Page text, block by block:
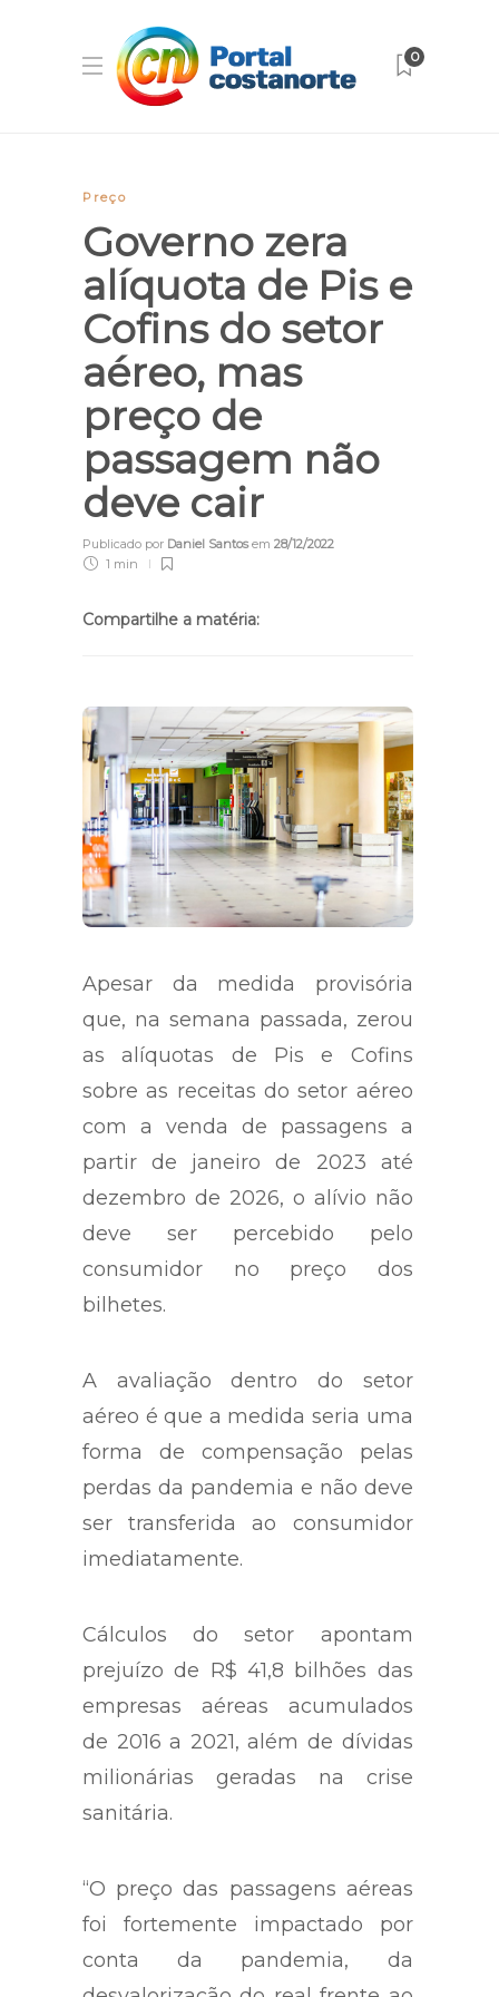
0
Preço
Governo zera
alíquota de Pis e
Cofins do setor
aéreo, mas
preço de
passagem não
deve cair
Publicado por Daniel Santosem 28/12/2022
1 min
Compartilhe a matéria:
Apesar da medida provisória
que, na semana passada, zerou
as alíquotas de Pis e Cofins
sobre as receitas do setor aéreo
com a venda de passagens a
partir de janeiro de 2023 até
dezembro de 2026, o alívio não
deve ser percebido pelo
consumidor no preço dos
bilhetes.
A avaliação dentro do setor
aéreo é que a medida seria uma
forma de compensação pelas
perdas da pandemia e não deve
ser transferida ao consumidor
imediatamente.
Cálculos do setor apontam
prejuízo de R$ 41,8 bilhões das
empresas aéreas acumulados
de 2016 a 2021, além de dívidas
milionárias geradas na crise
sanitária.
“O preço das passagens aéreas
foi fortemente impactado por
conta da pandemia, da